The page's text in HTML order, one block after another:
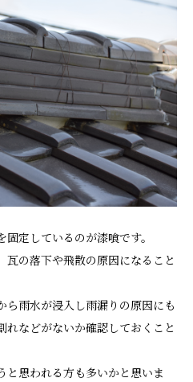
定しているのが漆喰です。
の落下や飛散の原因になること
ら雨水が浸入し雨漏りの原因にも
れなどがないか確認しておくこと
と思われる方も多いかと思いま